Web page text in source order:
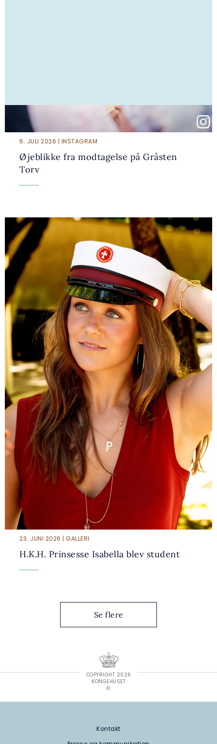
6. JULI 2026 | INSTAGRAM
Øjeblikke fra modtagelse på Gråsten
Torv
23. JUNI 2026 | GALLERI
H.K.H. Prinsesse Isabella blev student
Se flere
COPYRIGHT 2026
KONGEHUSET
©
Kontakt